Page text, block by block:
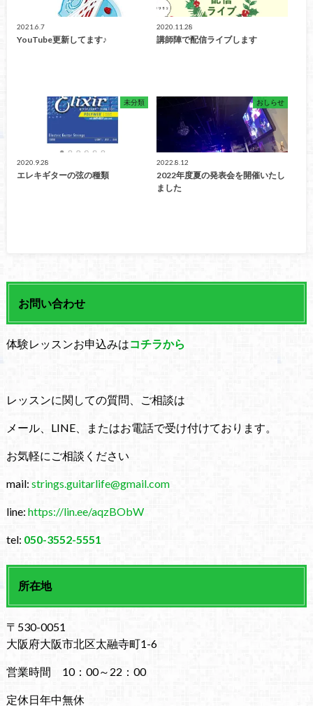
2021.6.7
YouTube更新してます♪
2020.11.28
講師陣で配信ライブします
未分類
2020.9.28
エレキギターの弦の種類
おしらせ
2022.8.12
2022年度夏の発表会を開催いたし
ました
お問い合わせ
体験レッスンお申込みはコチラから
レッスンに関しての質問、ご相談は
メール、LINE、またはお電話で受け付けております。
お気軽にご相談ください
mail: strings.guitarlife@gmail.com
line: https://lin.ee/aqzBObW
tel: 050-3552-5551
所在地
〒530-0051
大阪府大阪市北区太融寺町1-6
営業時間 10：00～22：00
定休日年中無休